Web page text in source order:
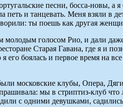
песни, босса-
петь и танцевать. Меня взяли
ты поешь как другая
голосом Рио, и дали
Старая Гавана, где я и
боялась и первое время на
московские клубы, Опера,
мы в стриптиз-клуб
с одними девушками, садились